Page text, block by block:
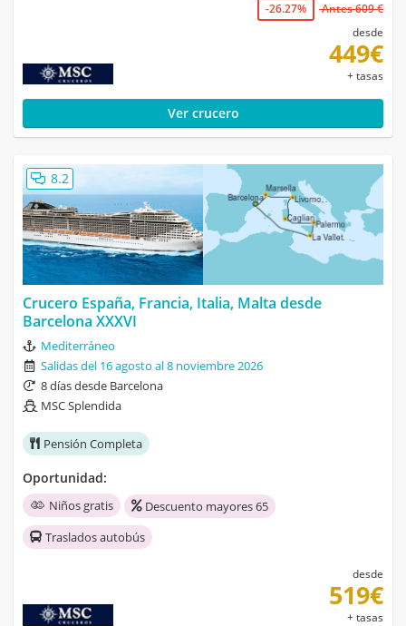
-26.27%
Antes 609 €
desde
449€
+ tasas
Ver crucero
8.2
Crucero España, Francia, Italia, Malta desde
Barcelona XXXVI
Mediterráneo
Salidas del 16 agosto al 8 noviembre 2026
8 días desde Barcelona
MSC Splendida
Pensión Completa
Oportunidad:
Niños gratis
Descuento mayores 65
Traslados autobús
desde
519€
+ tasas